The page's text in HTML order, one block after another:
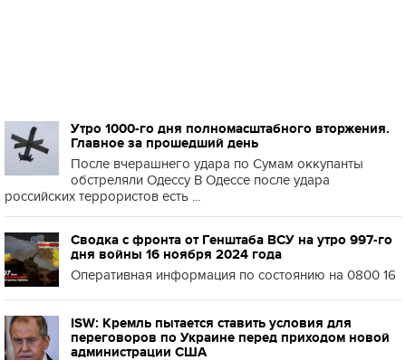
Утро 1000-го дня полномасштабного вторжения.
Главное за прошедший день
После вчерашнего удара по Сумам оккупанты
обстреляли Одессу В Одессе после удара
российских террористов есть ...
Сводка с фронта от Генштаба ВСУ на утро 997-го
дня войны 16 ноября 2024 года
Оперативная информация по состоянию на 0800 16
ISW: Кремль пытается ставить условия для
переговоров по Украине перед приходом новой
администрации США